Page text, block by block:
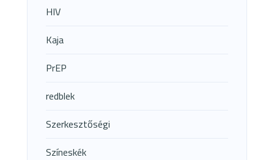
HIV
Kaja
PrEP
redblek
Szerkesztőségi
Színeskék